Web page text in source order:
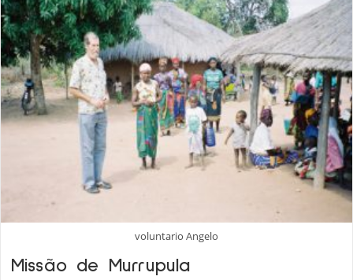
voluntario Angelo
Missão de Murrupula